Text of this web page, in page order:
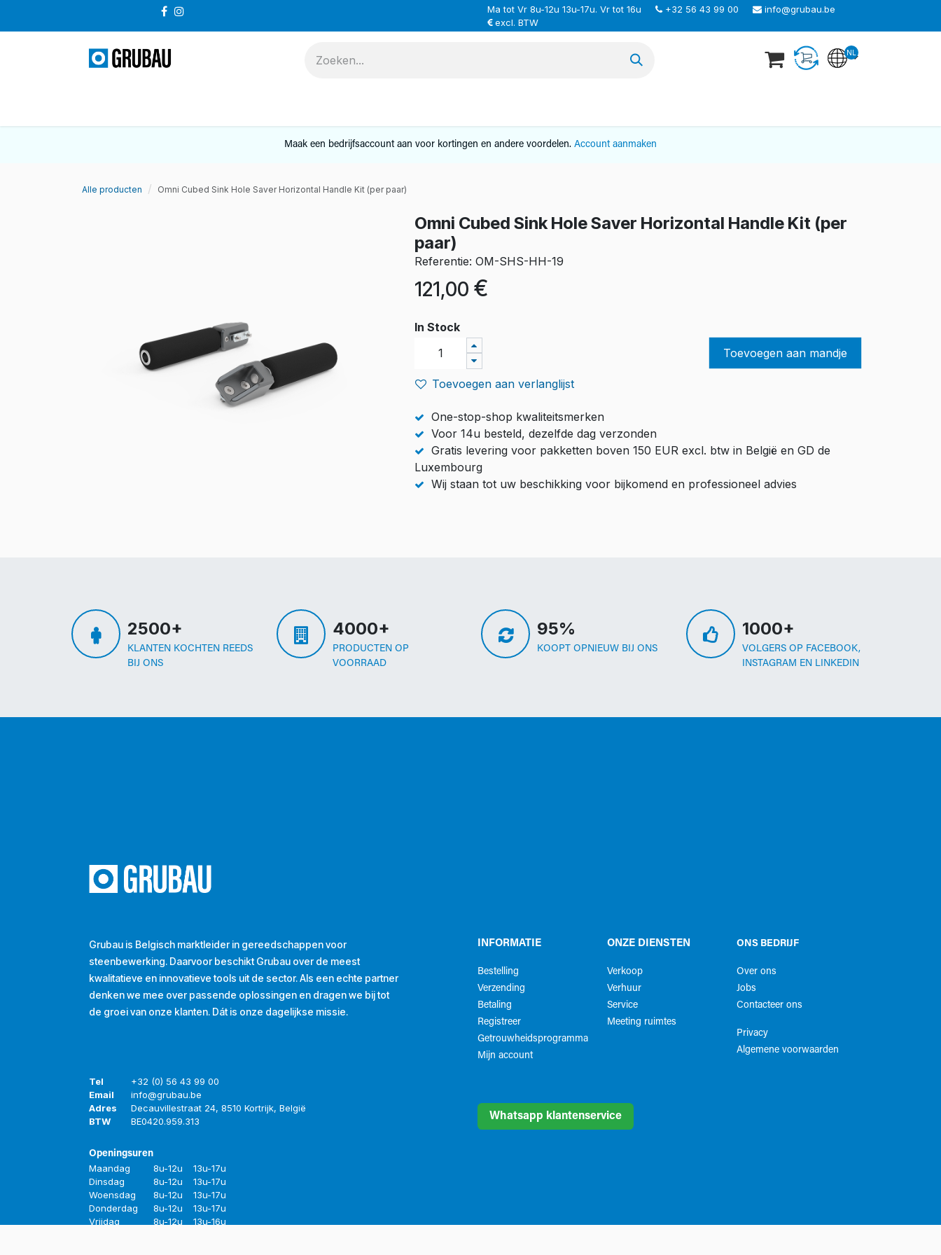
Ma tot Vr 8u-12u 13u-17u. Vr tot 16u +32 56 43 99 00
info@grubau.be
excl. BTW
NL
Maak een bedrijfsaccount aan voor kortingen en andere voordelen. Account aanmaken
Alle producten Omni Cubed Sink Hole Saver Horizontal Handle Kit (per paar)
Omni Cubed Sink Hole Saver Horizontal Handle Kit (per
paar)
Referentie: OM-SHS-HH-19
121,00 €
In Stock
Toevoegen aan mandje
Toevoegen aan verlanglijst
One-stop-shop kwaliteitsmerken
Voor 14u besteld, dezelfde dag verzonden
Gratis levering voor pakketten boven 150 EUR excl. btw in België en GD de
Luxembourg
Wij staan tot uw beschikking voor bijkomend en professioneel advies
2500+
KLANTEN KOCHTEN REEDS
BIJ ONS
4000+
PRODUCTEN OP
VOORRAAD
95%
KOOPT OPNIEUW BIJ ONS
1000+
VOLGERS OP FACEBOOK,
INSTAGRAM EN LINKEDIN
INFORMATIE
Bestelling
Verzending
Betaling
Registreer
Getrouwheidsprogramma
Mijn account
ONZE DIENSTEN
Verkoop
Verhuur
Service
Meeting ruimtes
ONS BEDRIJF
Over ons
Jobs
Contacteer ons
Privacy
Algemene voorwaarden​
Whatsapp klantenservice
Grubau is Belgisch marktleider in gereedschappen voor
steenbewerking. Daarvoor beschikt Grubau over de meest
kwalitatieve en innovatieve tools uit de sector. Als een echte partner
denken we mee over passende oplossingen en dragen we bij tot
de groei van onze klanten. Dát is onze dagelijkse missie.
Tel
+32 (0) 56 43 99 00
Email
info@grubau.be
Adres
Decauvillestraat 24, 8510 Kortrijk, België
BTW
BE0420.959.313
Openingsuren
Maandag 8u-12u
13u-17u
Dinsdag
8u-12u
13u-17u
Woensdag
8u-12u
13u-17u
Donderdag
8u-12u
13u-17u
Vrijdag
8u-12u 13u-16u